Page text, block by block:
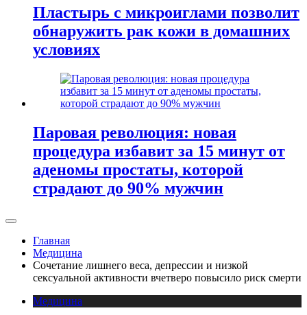
Пластырь с микроиглами позволит
обнаружить рак кожи в домашних
условиях
Паровая революция: новая
процедура избавит за 15 минут от
аденомы простаты, которой
страдают до 90% мужчин
Главная
Медицина
Сочетание лишнего веса, депрессии и низкой
сексуальной активности вчетверо повысило риск смерти
Медицина